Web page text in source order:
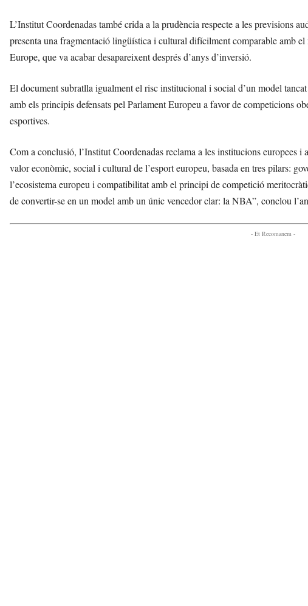
L’Institut Coordenadas també crida a la prudència respecte a les previsions
presenta una fragmentació lingüística i cultural difícilment comparable amb
Europe, que va acabar desapareixent després d’anys d’inversió.
El document subratlla igualment el risc institucional i social d’un model
amb els principis defensats pel Parlament Europeu a favor de competicions
esportives.
Com a conclusió, l’Institut Coordenadas reclama a les institucions europees i
valor econòmic, social i cultural de l’esport europeu, basada en tres pilars:
l’ecosistema europeu i compatibilitat amb el principi de competició
de convertir-se en un model amb un únic vencedor clar: la NBA”, conclou
- Et Recomanem -